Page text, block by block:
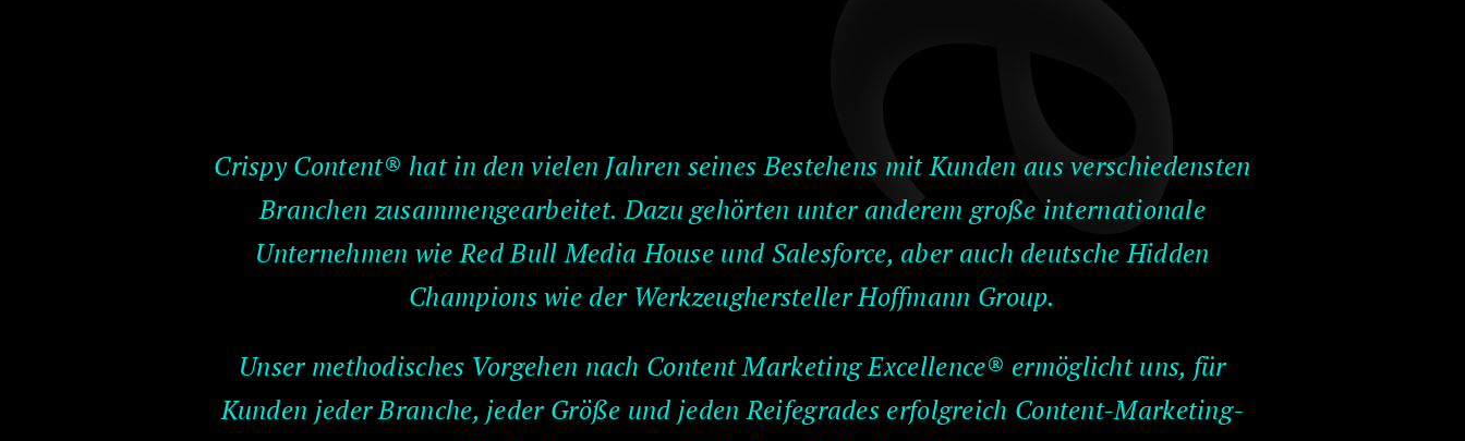
Crispy Content® hat in den vielen Jahren seines Bestehens mit Kunden aus verschiedensten
Branchen zusammengearbeitet. Dazu gehörten unter anderem große internationale
Unternehmen wie Red Bull Media House und Salesforce, aber auch deutsche Hidden
Champions wie der Werkzeughersteller Hoffmann Group.
Unser methodisches Vorgehen nach Content Marketing Excellence® ermöglicht uns, für
Kunden jeder Branche, jeder Größe und jeden Reifegrades erfolgreich Content-Marketing-